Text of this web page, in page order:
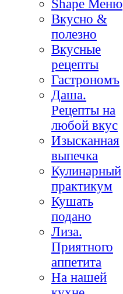
Shape Меню
Вкусно &
полезно
Вкусные
рецепты
Гастрономъ
Даша.
Рецепты на
любой вкус
Изысканная
выпечка
Кулинарный
практикум
Кушать
подано
Лиза.
Приятного
аппетита
На нашей